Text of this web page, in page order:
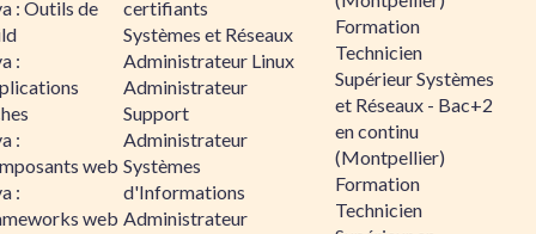
: Outils de
:
:
web
:
web
certifiants
Systèmes et Réseaux
Administrateur Linux
Administrateur
Support
Administrateur
Systèmes
d'Informations
Administrateur
Formation
Technicien
Supérieur Systèmes
et Réseaux - Bac+2
en continu
(Montpellier)
Formation
Technicien